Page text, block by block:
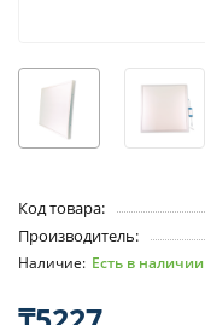
Код товара:
Производитель:
Есть в наличии